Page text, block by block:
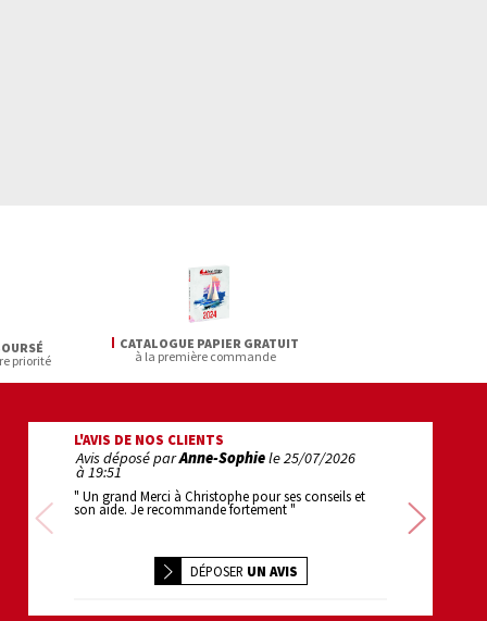
priorité
CATALOGUE PAPIER GRATUIT
à la première commande
L'AVIS DE NOS CLIENTS
Précédente
Avis déposé parAnne-Sophiele25/07/2026
à 19:51
" Un grand Merci à Christophe pour ses conseils et
son aide. Je recommande fortement " efficace . bravo "
DÉPOSER UN AVIS